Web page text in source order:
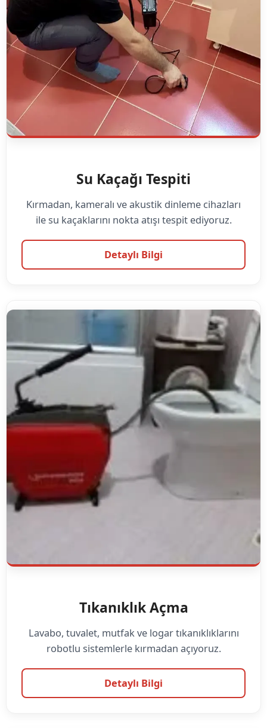
Su Kaçağı Tespiti
Kırmadan, kameralı ve akustik dinleme cihazları
ile su kaçaklarını nokta atışı tespit ediyoruz.
Detaylı Bilgi
Tıkanıklık Açma
Lavabo, tuvalet, mutfak ve logar tıkanıklıklarını
robotlu sistemlerle kırmadan açıyoruz.
Detaylı Bilgi